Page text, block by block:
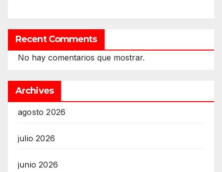
Recent Comments
No hay comentarios que mostrar.
Archives
agosto 2026
julio 2026
junio 2026